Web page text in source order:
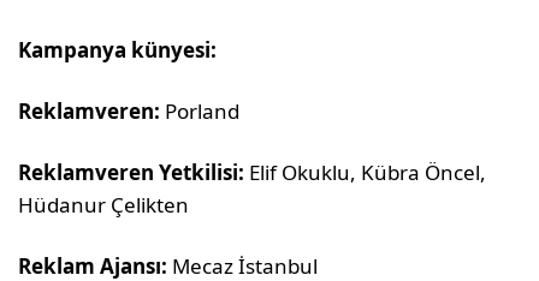
Kampanya künyesi:
Reklamveren: Porland
Reklamveren Yetkilisi: Elif Okuklu, Kübra Öncel,
Hüdanur Çelikten
Reklam Ajansı: Mecaz İstanbul